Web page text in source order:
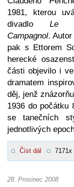
1981, kterou
divadlo Le
Campagnol.
pak s Ettorem
herecké
části objevilo i
dramatem
děj, jenž
1936 do počátku
se tanečních
jednotlivých
Číst dál 7171x
28. Prosinec 2008